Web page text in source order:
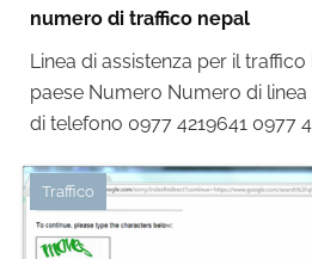
numero di traffico nepal
Linea di assistenza per il
paese Numero Numero di
di telefono 0977 4219641 0977
Traffico